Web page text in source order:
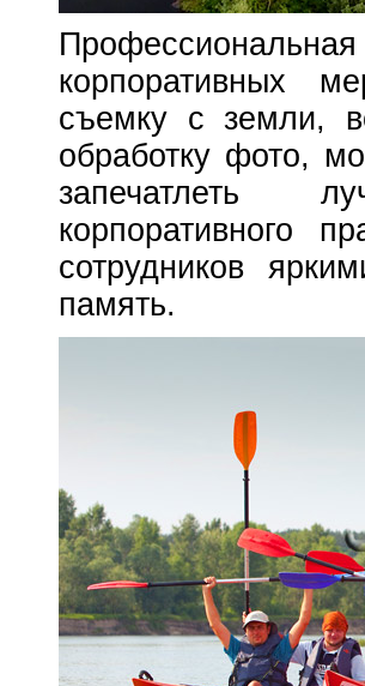
корпоративных
съемку c земли,
обработку фото,
запечатлеть
корпоративного
сотрудников
память.